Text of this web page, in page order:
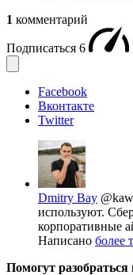
1 комментарий
Подписаться 6
Facebook
Вконтакте
Twitter
Dmitry Bay
используют.
корпоративные
Написано более
Помогут разобраться